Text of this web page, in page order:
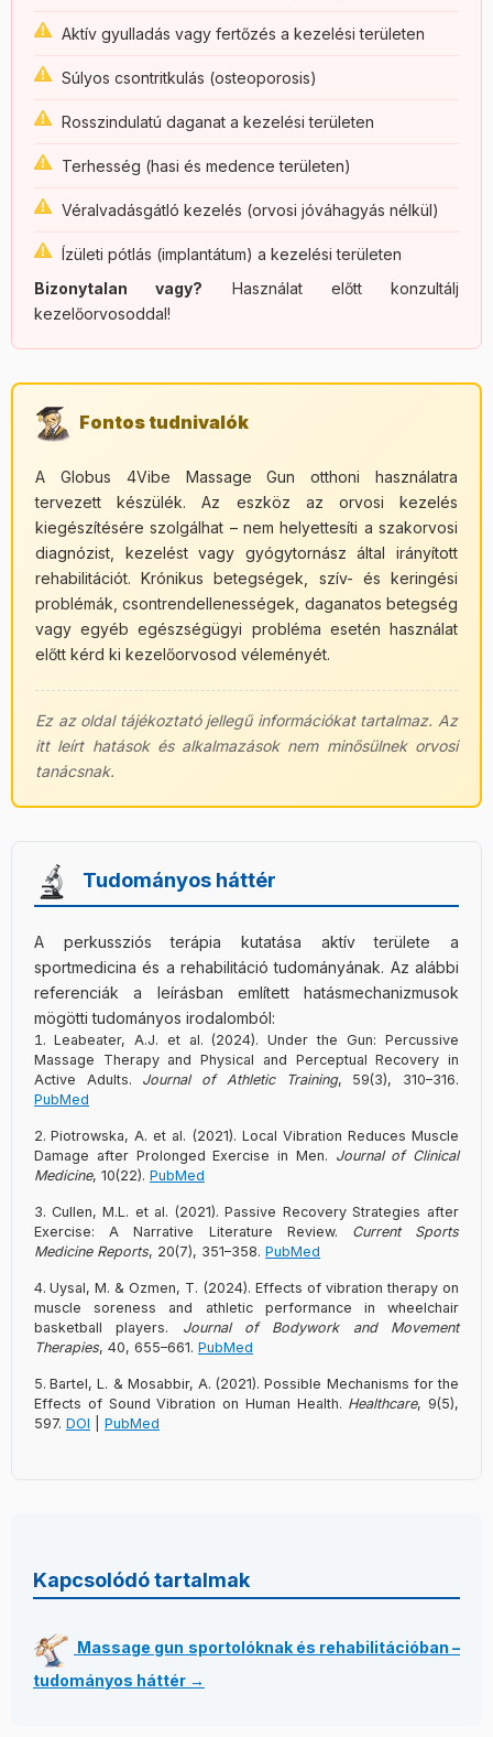
Aktív gyulladás vagy fertőzés a kezelési területen
Súlyos csontritkulás (osteoporosis)
Rosszindulatú daganat a kezelési területen
Terhesség (hasi és medence területen)
Véralvadásgátló kezelés (orvosi jóváhagyás nélkül)
Ízületi pótlás (implantátum) a kezelési területen
Bizonytalan vagy? Használat előtt konzultálj
kezelőorvosoddal!
Fontos tudnivalók
A Globus 4Vibe Massage Gun otthoni használatra
tervezett készülék. Az eszköz az orvosi kezelés
kiegészítésére szolgálhat – nem helyettesíti a szakorvosi
diagnózist, kezelést vagy gyógytornász által irányított
rehabilitációt. Krónikus betegségek, szív- és keringési
problémák, csontrendellenességek, daganatos betegség
vagy egyéb egészségügyi probléma esetén használat
előtt kérd ki kezelőorvosod véleményét.
Ez az oldal tájékoztató jellegű információkat tartalmaz. Az
itt leírt hatások és alkalmazások nem minősülnek orvosi
tanácsnak.
Tudományos háttér
A perkussziós terápia kutatása aktív területe a
sportmedicina és a rehabilitáció tudományának. Az alábbi
referenciák a leírásban említett hatásmechanizmusok
mögötti tudományos irodalomból:
Leabeater, A.J. et al. (2024). Under the Gun: Percussive
Massage Therapy and Physical and Perceptual Recovery in
Active Adults. Journal of Athletic Training, 59(3), 310–316.
PubMed
Piotrowska, A. et al. (2021). Local Vibration Reduces Muscle
Damage after Prolonged Exercise in Men. Journal of Clinical
Medicine, 10(22). PubMed
Cullen, M.L. et al. (2021). Passive Recovery Strategies after
Exercise: A Narrative Literature Review. Current Sports
Medicine Reports, 20(7), 351–358. PubMed
Uysal, M. & Ozmen, T. (2024). Effects of vibration therapy on
muscle soreness and athletic performance in wheelchair
basketball players. Journal of Bodywork and Movement
Therapies, 40, 655–661. PubMed
Bartel, L. & Mosabbir, A. (2021). Possible Mechanisms for the
Effects of Sound Vibration on Human Health. Healthcare, 9(5),
597. DOI PubMed
Kapcsolódó tartalmak
Massage gun sportolóknak és rehabilitációban –
tudományos háttér →